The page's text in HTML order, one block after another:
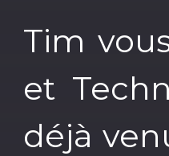
Tim
et
déjà